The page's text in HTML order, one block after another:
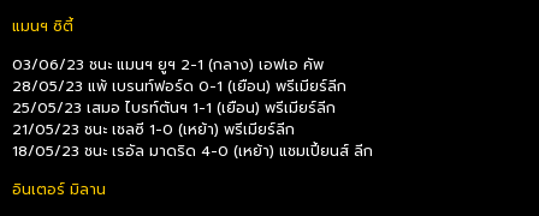
แมนฯ ซิตี้
03/06/23 ชนะ แมนฯ ยูฯ 2-1 (กลาง) เอฟเอ คัพ
28/05/23 แพ้ เบรนท์ฟอร์ด 0-1 (เยือน) พรีเมียร์ลีก
25/05/23 เสมอ ไบรท์ตันฯ 1-1 (เยือน) พรีเมียร์ลีก
21/05/23 ชนะ เชลซี 1-0 (เหย้า) พรีเมียร์ลีก
18/05/23 ชนะ เรอัล มาดริด 4-0 (เหย้า) แชมเปี้ยนส์ ลีก
อินเตอร์ มิลาน